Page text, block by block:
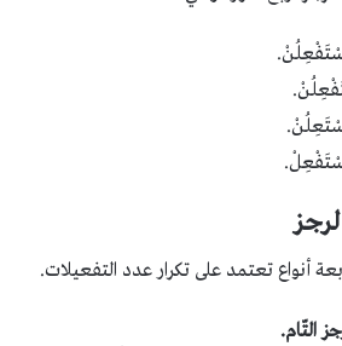
أنواع تعتمد على تكرار عدد التفعيلات.
التّام.